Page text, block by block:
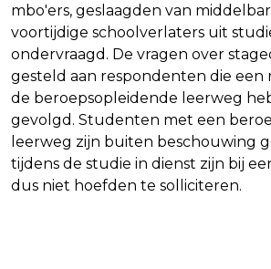
mbo'ers, geslaagden van
voortijdige schoolverlaters uit
ondervraagd. De vragen over
gesteld aan respondenten die een
de beroepsopleidende leerweg
gevolgd. Studenten met een
leerweg zijn buiten beschouwing
tijdens de studie in dienst zijn bij
dus niet hoefden te solliciteren.